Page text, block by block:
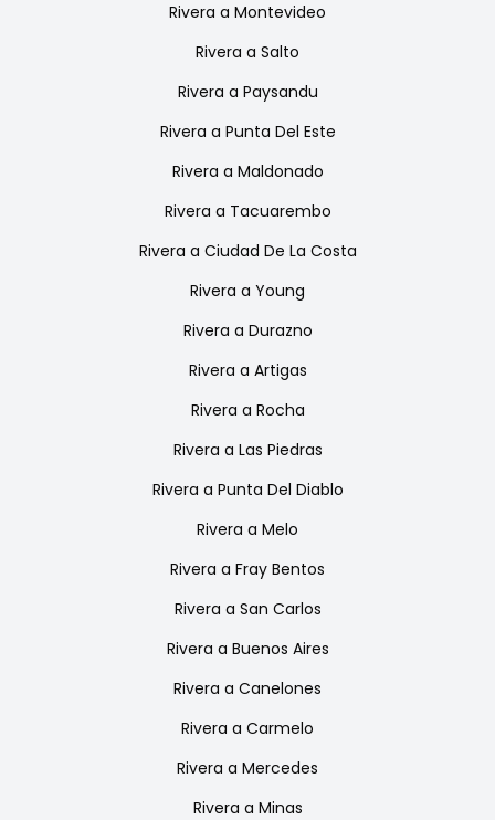
Rivera a Montevideo
Rivera a Salto
Rivera a Paysandu
Rivera a Punta Del Este
Rivera a Maldonado
Rivera a Tacuarembo
Rivera a Ciudad De La Costa
Rivera a Young
Rivera a Durazno
Rivera a Artigas
Rivera a Rocha
Rivera a Las Piedras
Rivera a Punta Del Diablo
Rivera a Melo
Rivera a Fray Bentos
Rivera a San Carlos
Rivera a Buenos Aires
Rivera a Canelones
Rivera a Carmelo
Rivera a Mercedes
Rivera a Minas